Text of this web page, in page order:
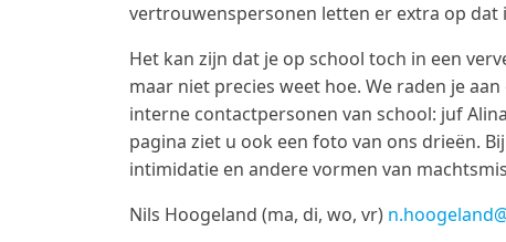
vertrouwenspersonen letten er extra op dat
Het kan zijn dat je op school toch in een
maar niet precies weet hoe. We raden je
interne contactpersonen van school: juf
pagina ziet u ook een foto van ons drieën.
intimidatie en andere vormen van
Nils Hoogeland (ma, di, wo, vr)